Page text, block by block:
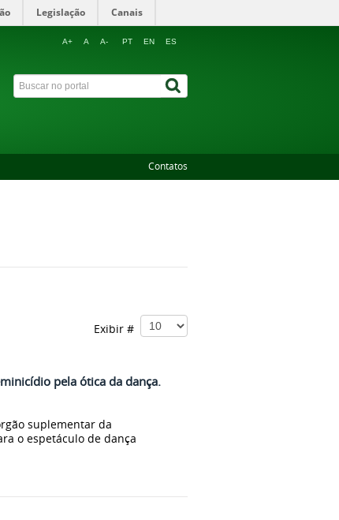
Legislação Canais
A+ A A- PT EN ES
Contatos
Exibir #
pela ótica da dança.
suplementar da
o espetáculo de dança